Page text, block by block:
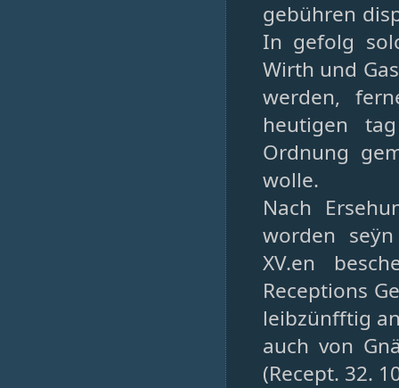
gebühren
In gefolg
Wirth und
werden,
heutigen
Ordnung
wolle.
Nach
worden
XV.en
Receptions
leibzünfftig
auch von
(Recept. 32.